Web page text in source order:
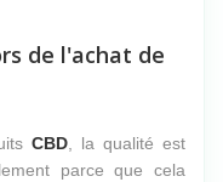
de l'achat de
CBD, la qualité est
parce que cela